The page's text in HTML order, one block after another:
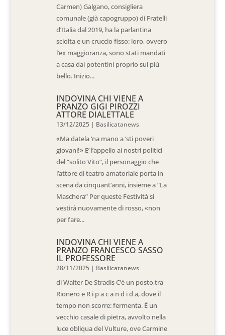
Carmen) Galgano, consigliera
comunale (già capogruppo) di Fratelli
d’Italia dal 2019, ha la parlantina
sciolta e un cruccio fisso: loro, ovvero
l’ex maggioranza, sono stati mandati
a casa dai potentini proprio sul più
bello. Inizio...
INDOVINA CHI VIENE A
PRANZO GIGI PIROZZI
ATTORE DIALETTALE
13/12/2025 | Basilicatanews
«Ma datela ‘na mano a ‘sti poveri
giovani!» E’ l’appello ai nostri politici
del “solito Vito”, il personaggio che
l’attore di teatro amatoriale porta in
scena da cinquant’anni, insieme a “La
Maschera” Per queste Festività si
vestirà nuovamente di rosso, «non
per fare...
INDOVINA CHI VIENE A
PRANZO FRANCESCO SASSO
IL PROFESSORE
28/11/2025 | Basilicatanews
di Walter De Stradis C’è un posto,tra
Rionero e R i p a c a n d i d a, dove il
tempo non scorre: fermenta. È un
vecchio casale di pietra, avvolto nella
luce obliqua del Vulture, ove Carmine